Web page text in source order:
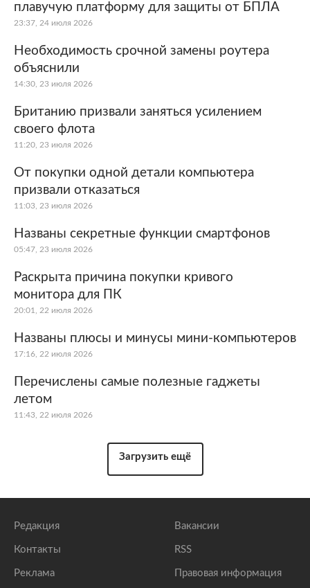
плавучую платформу для защиты от БПЛА
23:37, 24 июля 2026
Необходимость срочной замены роутера
объяснили
14:30, 23 июля 2026
Британию призвали заняться усилением
своего флота
11:20, 23 июля 2026
От покупки одной детали компьютера
призвали отказаться
11:03, 23 июля 2026
Названы секретные функции смартфонов
05:47, 23 июля 2026
Раскрыта причина покупки кривого
монитора для ПК
20:01, 22 июля 2026
Названы плюсы и минусы мини-компьютеров
17:16, 22 июля 2026
Перечислены самые полезные гаджеты
летом
11:43, 22 июля 2026
Загрузить ещё
Редакция
Контакты
Реклама
Вакансии
RSS
Правовая информация